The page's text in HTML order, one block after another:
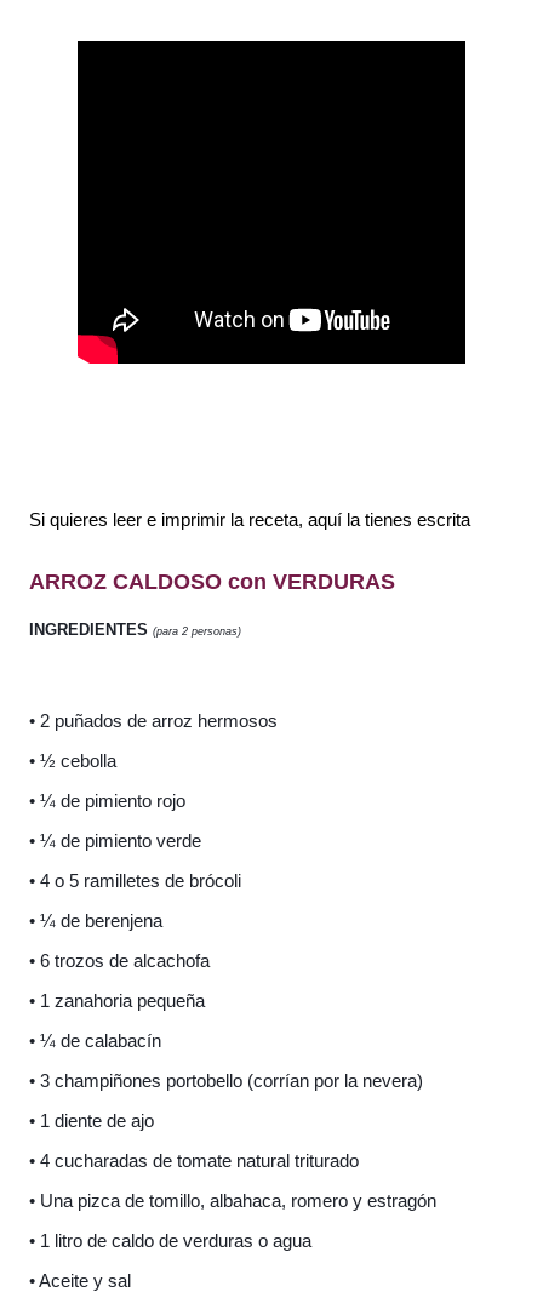
Si quieres leer e imprimir la receta, aquí la tienes escrita
ARROZ CALDOSO con VERDURAS
INGREDIENTES (para 2 personas)
• 2 puñados de arroz hermosos
• ½ cebolla
• ¼ de pimiento rojo
• ¼ de pimiento verde
• 4 o 5 ramilletes de brócoli
• ¼ de berenjena
• 6 trozos de alcachofa
• 1 zanahoria pequeña
• ¼ de calabacín
• 3 champiñones portobello (corrían por la nevera)
• 1 diente de ajo
• 4 cucharadas de tomate natural triturado
• Una pizca de tomillo, albahaca, romero y estragón
• 1 litro de caldo de verduras o agua
• Aceite y sal